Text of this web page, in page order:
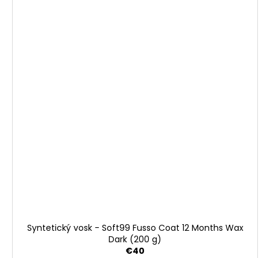
Syntetický vosk - Soft99 Fusso Coat 12 Months Wax
Dark (200 g)
€40